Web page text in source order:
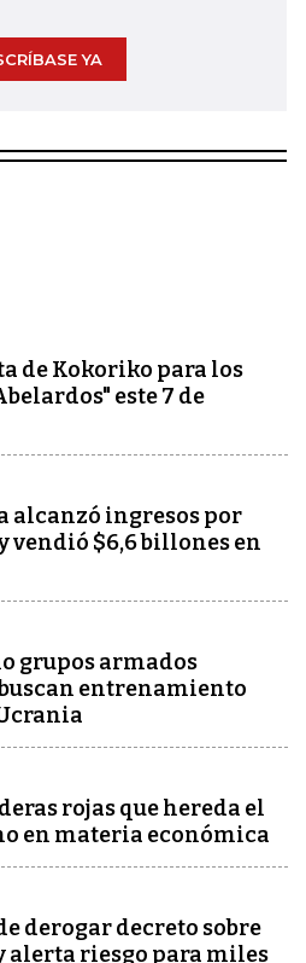
YA
de Kokoriko para los
este 7 de
alcanzó ingresos por
vendió $6,6 billones en
grupos armados
entrenamiento
rojas que hereda el
en materia económica
derogar decreto sobre
alerta riesgo para miles